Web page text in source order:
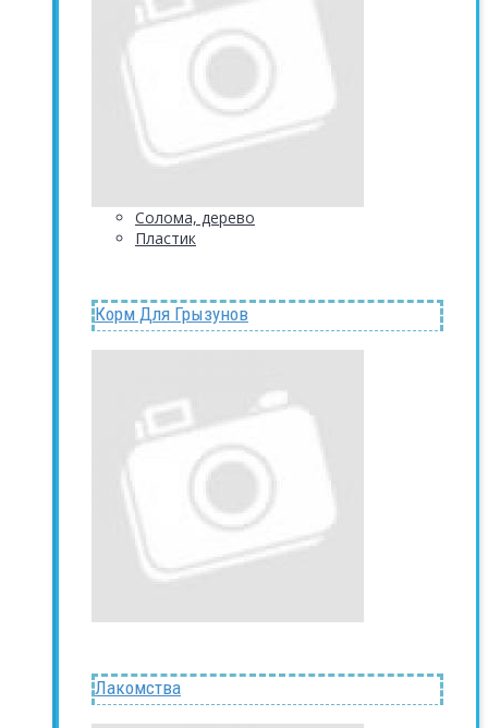
Солома, дерево
Пластик
Корм Для Грызунов
Лакомства